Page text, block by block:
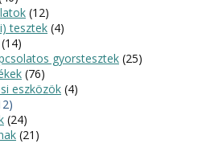
(12)
tesztek (4)
(14)
gyorstesztek (25)
(76)
eszközök (4)
(24)
(21)